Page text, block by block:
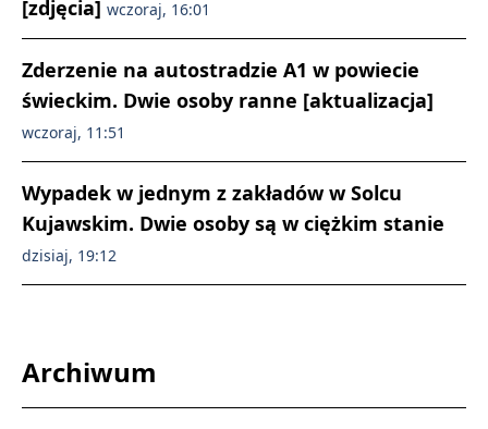
[zdjęcia] wczoraj, 16:01
Zderzenie na autostradzie A1 w powiecie
świeckim. Dwie osoby ranne [aktualizacja]
wczoraj, 11:51
Wypadek w jednym z zakładów w Solcu
Kujawskim. Dwie osoby są w ciężkim stanie
dzisiaj, 19:12
Archiwum